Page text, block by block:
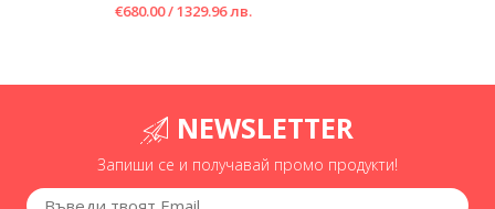
€680.00 / 1329.96 лв.
NEWSLETTER
Запиши се и получавай промо продукти!